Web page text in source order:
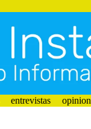
entrevistas opinion